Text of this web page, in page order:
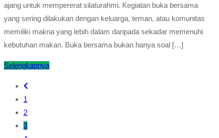
ajang untuk mempererat silaturahmi. Kegiatan buka bersama
yang sering dilakukan dengan keluarga, teman, atau komunitas
memiliki makna yang lebih dalam daripada sekadar memenuhi
kebutuhan makan. Buka bersama bukan hanya soal […]
Selengkapnya
1
2
3